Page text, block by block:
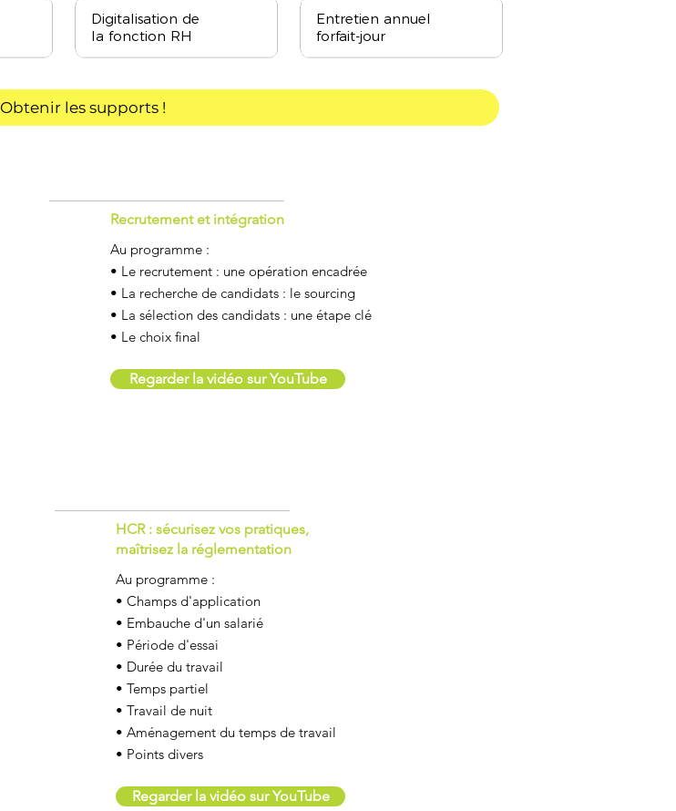
Digitalisation de
la fonction RH
Entretien annuel
forfait-jour
Obtenir les supports !
Au programme :
• Le recrutement : une opération encadrée
• La recherche de candidats : le sourcing
• La sélection des candidats : une étape clé
• Le choix final
Regarder la vidéo sur YouTube
Recrutement et intégration
HCR : sécurisez vos pratiques,
maîtrisez la réglementation
Au programme :
• Champs d'application
• Embauche d'un salarié
• Période d'essai
• Durée du travail
• Temps partiel
• Travail de nuit
• Aménagement du temps de travail
• Points divers
Regarder la vidéo sur YouTube